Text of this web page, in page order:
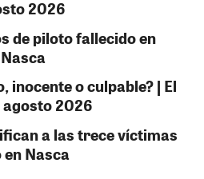
2026
de piloto fallecido en
inocente o culpable? | El
agosto 2026
a las trece víctimas
Nasca